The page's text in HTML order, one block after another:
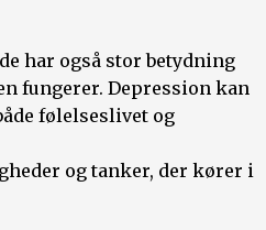
har også stor betydning
fungerer. Depression kan
følelseslivet og
og tanker, der kører i